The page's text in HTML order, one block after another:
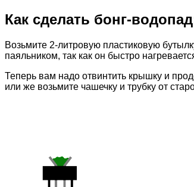
Как сделать бонг-
Возьмите 2-литровую пластиковую
паяльником, так как он быстро
Теперь вам надо отвинтить крышку и
или же возьмите чашечку и трубку от